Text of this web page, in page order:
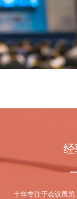
十年专注于会议展